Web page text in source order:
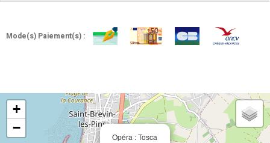
Mode(s) Paiement(s) :
Opéra : Tosca
+
−